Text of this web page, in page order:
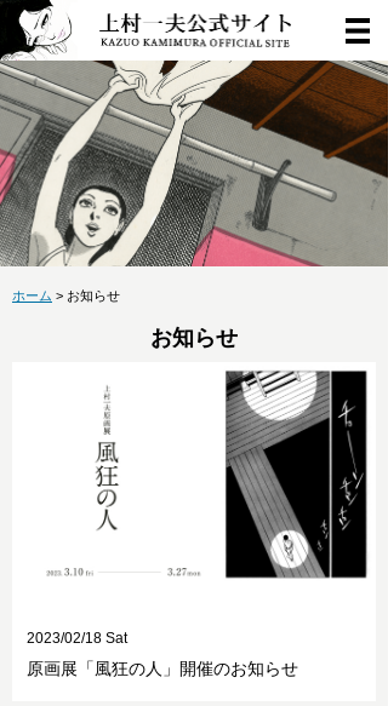
ホーム > お知らせ
お知らせ
2023/02/18 Sat
原画展「風狂の人」開催のお知らせ